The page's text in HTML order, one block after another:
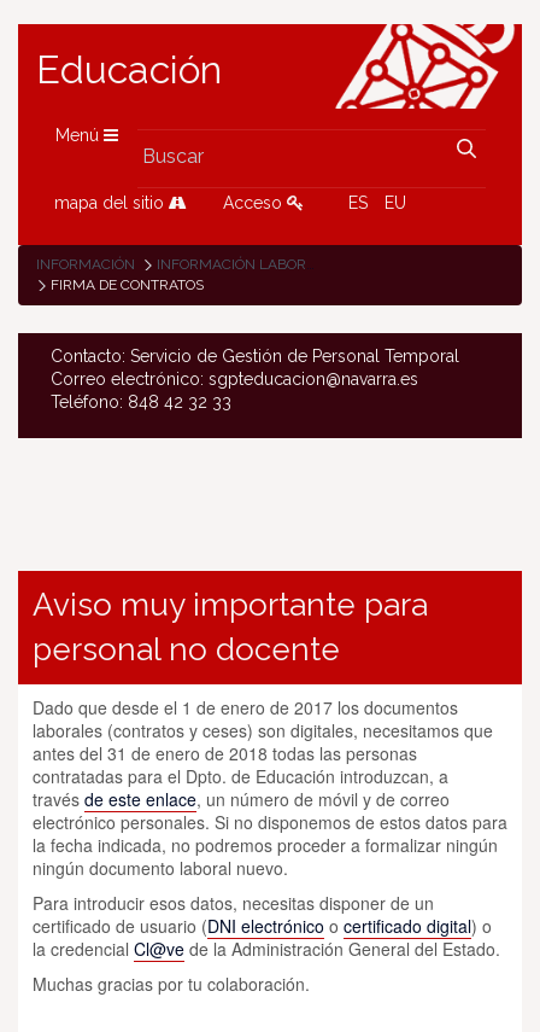
Educación
Menú
mapa del sitio Acceso ES EU
INFORMACIÓN
INFORMACIÓN LABORAL
FIRMA DE CONTRATOS
Contacto: Servicio de Gestión de Personal Temporal
Correo electrónico: sgpteducacion@navarra.es
Teléfono: 848 42 32 33
Aviso muy importante para
personal no docente
Dado que desde el 1 de enero de 2017 los documentos
laborales (contratos y ceses) son digitales, necesitamos que
antes del 31 de enero de 2018 todas las personas
contratadas para el Dpto. de Educación introduzcan, a
través de este enlace, un número de móvil y de correo
electrónico personales. Si no disponemos de estos datos para
la fecha indicada, no podremos proceder a formalizar ningún
ningún documento laboral nuevo.
Para introducir esos datos, necesitas disponer de un
certificado de usuario (DNI electrónico o certificado digital) o
la credencial Cl@ve de la Administración General del Estado.
Muchas gracias por tu colaboración.